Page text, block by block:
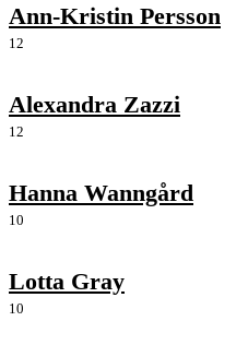
Ann-Kristin Persson
12
Alexandra Zazzi
12
Hanna Wanngård
10
Lotta Gray
10